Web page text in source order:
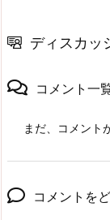
ディスカッ
コメント一
まだ、コメント
コメントを